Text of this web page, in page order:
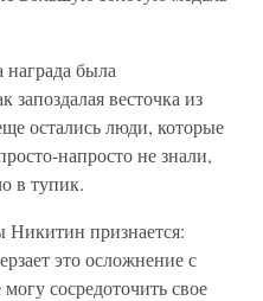
награда была
запоздалая весточка из
остались люди, которые
напросто не знали,
в тупик.
признается:
это осложнение с
сосредоточить свое